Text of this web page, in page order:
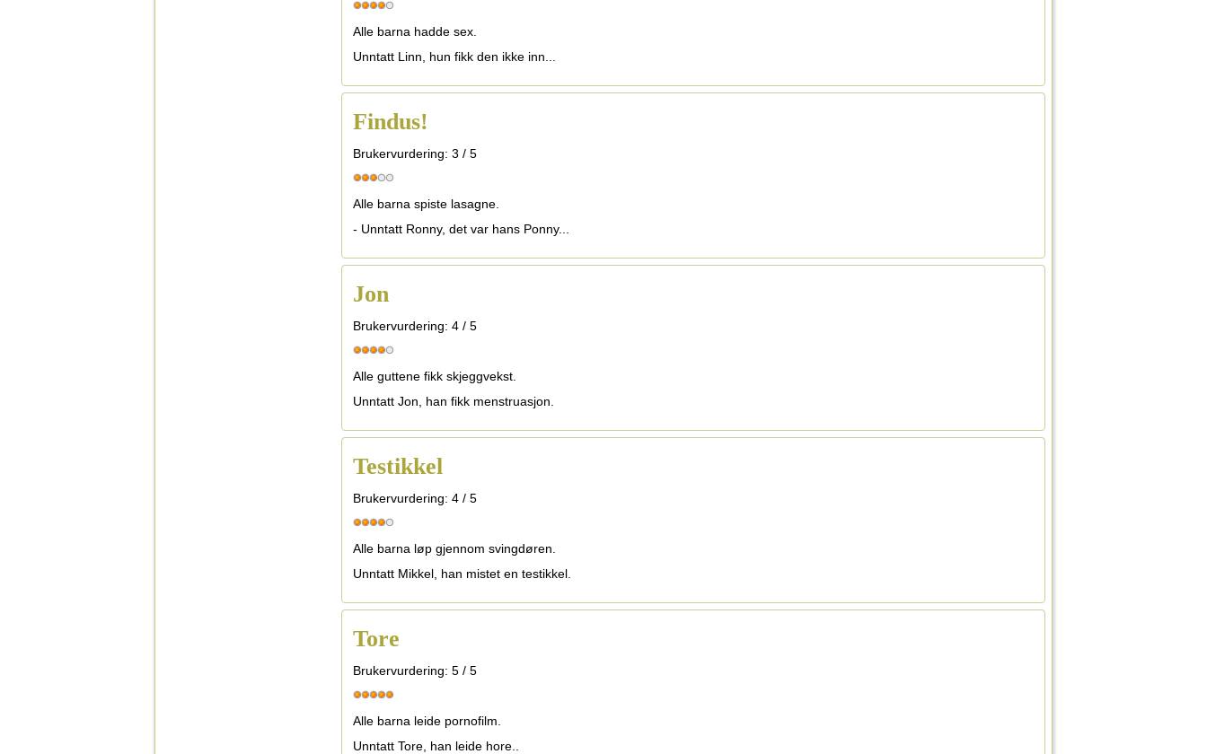
Alle barna hadde sex.
Unntatt Linn, hun fikk den ikke inn...
Findus!
Brukervurdering: 3 / 5
Alle barna spiste lasagne.
- Unntatt Ronny, det var hans Ponny...
Jon
Brukervurdering: 4 / 5
Alle guttene fikk skjeggvekst.
Unntatt Jon, han fikk menstruasjon.
Testikkel
Brukervurdering: 4 / 5
Alle barna løp gjennom svingdøren.
Unntatt Mikkel, han mistet en testikkel.
Tore
Brukervurdering: 5 / 5
Alle barna leide pornofilm.
Unntatt Tore, han leide hore..